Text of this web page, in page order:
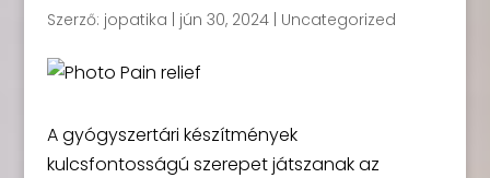
Szerző: jopatika jún 30, 2024| Uncategorized
A gyógyszertári készítmények
kulcsfontosságú szerepet játszanak az